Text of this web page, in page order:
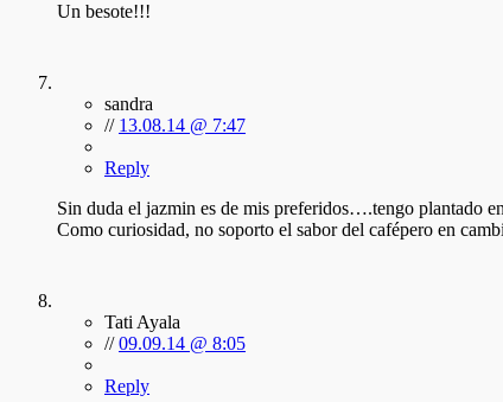
Un besote!!!
sandra
// 13.08.14 @ 7:47
Reply
Sin duda el jazmin es de mis preferidos….tengo
Como curiosidad, no soporto el sabor del cafépero en
Tati Ayala
//09.09.14 @ 8:05
Reply